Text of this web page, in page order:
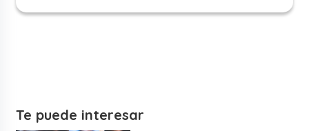
Te puede interesar